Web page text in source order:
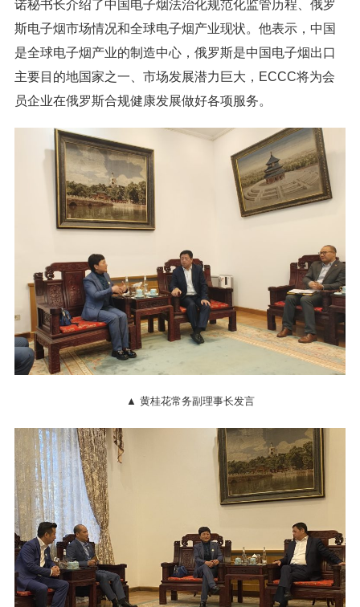
诺秘书长介绍了中国电子烟法治化规范化监管历程、俄罗
斯电子烟市场情况和全球电子烟产业现状。他表示，中国
是全球电子烟产业的制造中心，俄罗斯是中国电子烟出口
主要目的地国家之一、市场发展潜力巨大，ECCC将为会
员企业在俄罗斯合规健康发展做好各项服务。
▲ 黄桂花常务副理事长发言